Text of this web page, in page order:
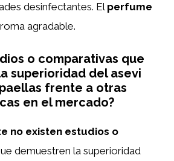
desinfectantes. El perfume
agradable.
o comparativas que
superioridad del asevi
frente a otras
en el mercado?
no existen estudios o
demuestren la superioridad